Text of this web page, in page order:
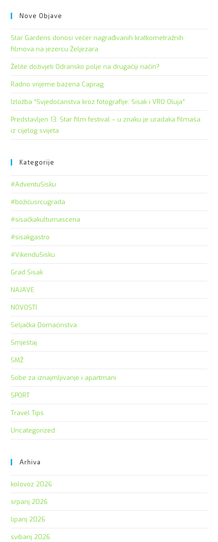
Nove Objave
Star Gardens donosi večer nagrađivanih kratkometražnih
filmova na jezercu Željezara
Želite doživjeti Odransko polje na drugačiji način?
Radno vrijeme bazena Caprag
Izložba “Svjedočanstva kroz fotografije: Sisak i VRO Oluja”
Predstavljen 13. Star film festival – u znaku je uradaka filmaša
iz cijelog svijeta
Kategorije
#AdventuSisku
#božićusrcugrada
#sisačkakulturnascena
#sisakgastro
#VikenduSisku
Grad Sisak
NAJAVE
NOVOSTI
Seljačka Domaćinstva
Smještaj
SMŽ
Sobe za iznajmljivanje i apartmani
SPORT
Travel Tips
Uncategorized
Arhiva
kolovoz 2026
srpanj 2026
lipanj 2026
svibanj 2026